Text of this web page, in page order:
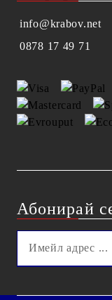
info@krabov.net
0878 17 49 71
Абонирай